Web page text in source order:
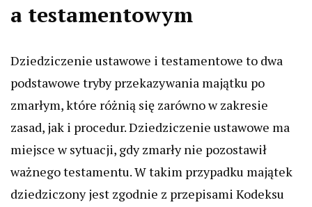
a testamentowym
Dziedziczenie ustawowe i testamentowe to dwa
podstawowe tryby przekazywania majątku po
zmarłym, które różnią się zarówno w zakresie
zasad, jak i procedur. Dziedziczenie ustawowe ma
miejsce w sytuacji, gdy zmarły nie pozostawił
ważnego testamentu. W takim przypadku majątek
dziedziczony jest zgodnie z przepisami Kodeksu